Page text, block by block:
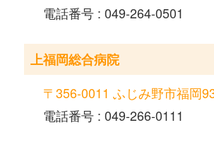
電話番号 : 049-264-0501
上福岡総合病院
〒356-0011 ふじみ野市福岡
電話番号 : 049-266-0111